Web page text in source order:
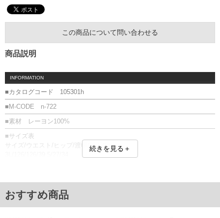
この商品について問い合わせる
商品説明
INFORMATION
■カタログコード 105301h
■M-CODE n-722
■素材 レーヨン100%
■サイズ表
サイズ/ウエスト/ヒップ/渡幅/股下/股上
6L/138/138/42.5/27/37
単位はcm
続きを見る＋
おすすめ商品